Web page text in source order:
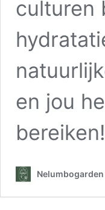
culturen
en jou
Nelumbogarden